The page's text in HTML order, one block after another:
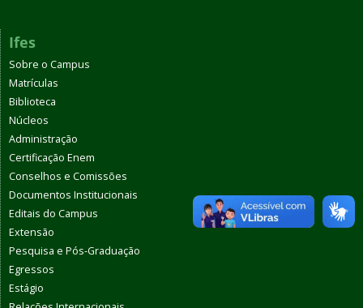
Ifes
Sobre o Campus
Matrículas
Biblioteca
Núcleos
Administração
Certificação Enem
Conselhos e Comissões
Documentos Institucionais
Editais do Campus
Extensão
Pesquisa e Pós-Graduação
Egressos
Estágio